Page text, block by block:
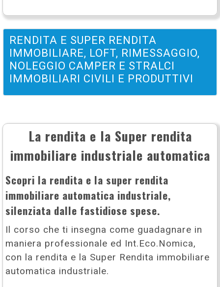
RENDITA E SUPER RENDITA
IMMOBILIARE, LOFT, RIMESSAGGIO,
NOLEGGIO CAMPER E STRALCI
IMMOBILIARI CIVILI E PRODUTTIVI
La rendita e la Super rendita
immobiliare industriale automatica
Scopri la rendita e la super rendita
immobiliare automatica industriale,
silenziata dalle fastidiose spese.
Il corso che ti insegna come guadagnare in
maniera professionale ed Int.Eco.Nomica,
con la rendita e la Super Rendita immobiliare
automatica industriale.